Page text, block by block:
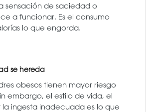
sensación de saciedad o
a funcionar. Es el consumo
lo que engorda.
se hereda
obesos tienen mayor riesgo
embargo, el estilo de vida, el
la ingesta inadecuada es lo que